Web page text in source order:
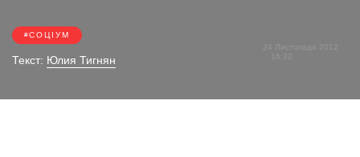
СОЦІУМ
Текст: Юлия Тигнян
24 Листопада 2012